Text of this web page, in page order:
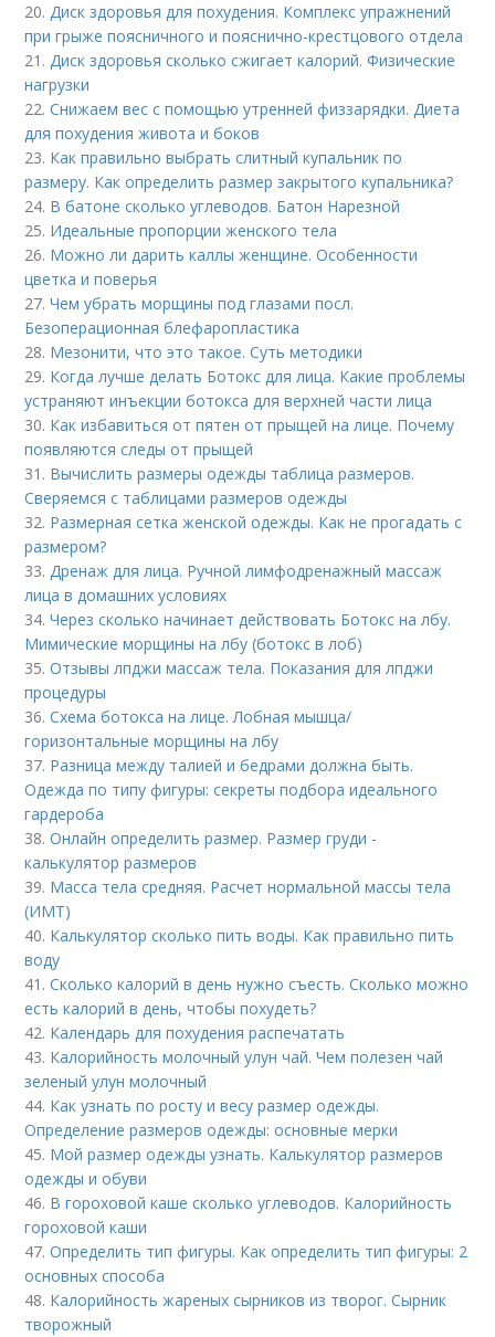
20.Диск здоровья для похудения. Комплекс упражнений
при грыже поясничного и пояснично-крестцового отдела
21.Диск здоровья сколько сжигает калорий. Физические
нагрузки
22.Снижаем вес с помощью утренней физзарядки. Диета
для похудения живота и боков
23. Как правильно выбрать слитный купальник по
размеру. Как определить размер закрытого купальника?
24. В батоне сколько углеводов. Батон Нарезной
25. Идеальные пропорции женского тела
26. Можно ли дарить каллы женщине. Особенности
цветка и поверья
27.Чем убрать морщины под глазами посл.
Безоперационная блефаропластика
28. Мезонити, что это такое. Суть методики
29. Когда лучше делать Ботокс для лица. Какие проблемы
устраняют инъекции ботокса для верхней части лица
30. Как избавиться от пятен от прыщей на лице. Почему
появляются следы от прыщей
31. Вычислить размеры одежды таблица размеров.
Сверяемся с таблицами размеров одежды
32. Размерная сетка женской одежды. Как не прогадать с
размером?
33.Дренаж для лица. Ручной лимфодренажный массаж
лица в домашних условиях
34.Через сколько начинает действовать Ботокс на лбу.
Мимические морщины на лбу (ботокс в лоб)
35.Отзывы лпджи массаж тела. Показания для лпджи
процедуры
36.Схема ботокса на лице. Лобная мышца/
горизонтальные морщины на лбу
37. Разница между талией и бедрами должна быть.
Одежда по типу фигуры: секреты подбора идеального
гардероба
38.Онлайн определить размер. Размер груди -
калькулятор размеров
39. Масса тела средняя. Расчет нормальной массы тела
(ИМТ)
40. Калькулятор сколько пить воды. Как правильно пить
воду
41.Сколько калорий в день нужно съесть. Сколько можно
есть калорий в день, чтобы похудеть?
42. Календарь для похудения распечатать
43. Калорийность молочный улун чай. Чем полезен чай
зеленый улун молочный
44. Как узнать по росту и весу размер одежды.
Определение размеров одежды: основные мерки
45. Мой размер одежды узнать. Калькулятор размеров
одежды и обуви
46. В гороховой каше сколько углеводов. Калорийность
гороховой каши
47.Определить тип фигуры. Как определить тип фигуры: 2
основных способа
48. Калорийность жареных сырников из творог. Сырник
творожный